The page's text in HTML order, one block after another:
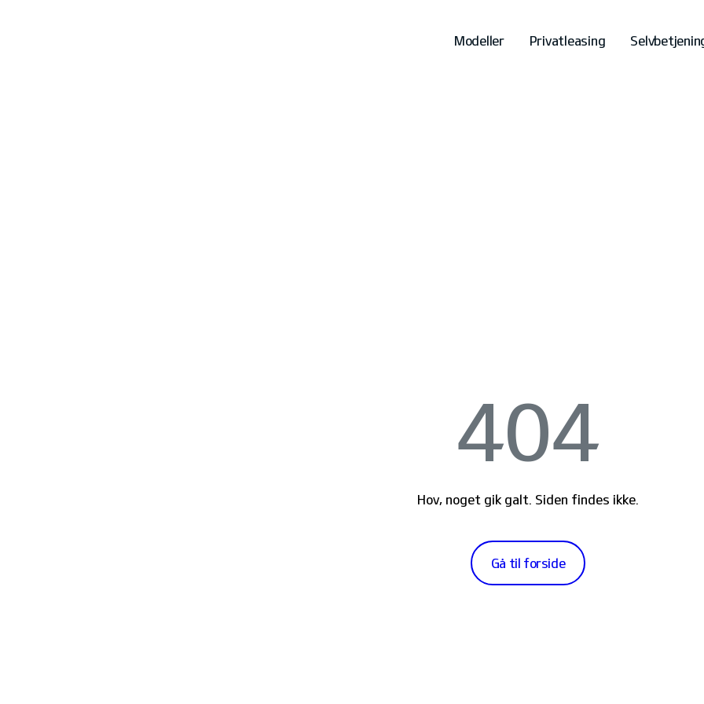
Modeller Privatleasing
404
Hov, noget gik galt. Siden findes ikke.
Gå til forside